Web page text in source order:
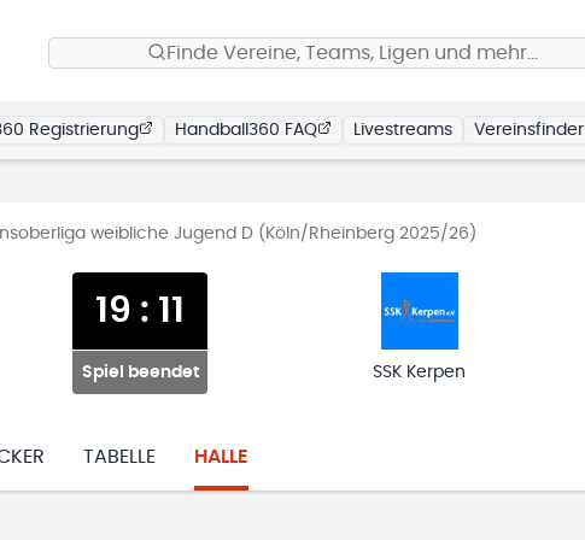
Finde Vereine, Teams, Ligen und mehr…
Registrierung Handball360 FAQ Livestreams Vereinsfinder
weibliche Jugend D (Köln/Rheinberg 2025/26)
19 : 11
Spiel beendet SSK Kerpen
TABELLE HALLE